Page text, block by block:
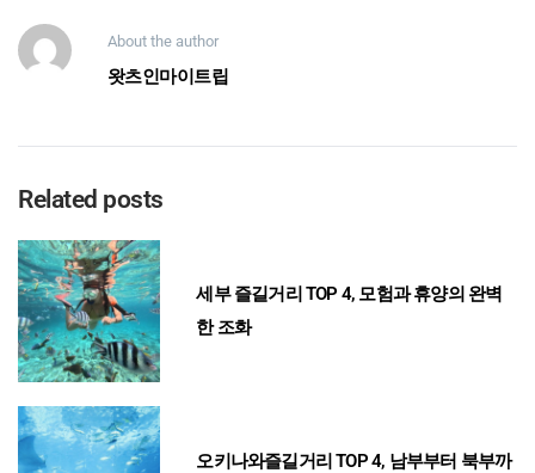
About the author
왓츠인마이트립
Related posts
세부 즐길거리 TOP 4, 모험과 휴양의 완벽
한 조화
오키나와즐길거리 TOP 4, 남부부터 북부까